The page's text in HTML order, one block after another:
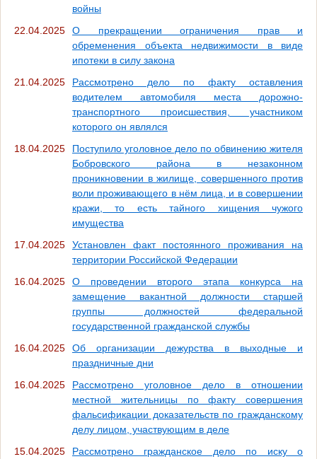
войны
22.04.2025
О прекращении ограничения прав и
обременения объекта недвижимости в виде
ипотеки в силу закона
21.04.2025
Рассмотрено дело по факту оставления
водителем автомобиля места дорожно-
транспортного происшествия, участником
которого он являлся
18.04.2025
Поступило уголовное дело по обвинению жителя
Бобровского района в незаконном
проникновении в жилище, совершенного против
воли проживающего в нём лица, и в совершении
кражи, то есть тайного хищения чужого
имущества
17.04.2025
Установлен факт постоянного проживания на
территории Российской Федерации
16.04.2025
О проведении второго этапа конкурса на
замещение вакантной должности старшей
группы должностей федеральной
государственной гражданской службы
16.04.2025
Об организации дежурства в выходные и
праздничные дни
16.04.2025
Рассмотрено уголовное дело в отношении
местной жительницы по факту совершения
фальсификации доказательств по гражданскому
делу лицом, участвующим в деле
15.04.2025
Рассмотрено гражданское дело по иску о